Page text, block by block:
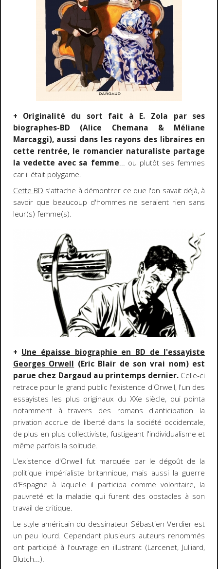
+ Originalité du sort fait à E. Zola par ses
biographes-BD (Alice Chemana & Méliane
Marcaggi), aussi dans les rayons des libraires en
cette rentrée, le romancier naturaliste partage
la vedette avec sa femme... ou plutôt ses femmes
car il était polygame.
Cette BD s'attache à démontrer ce que l'on savait déjà, à
savoir que beaucoup d'hommes ne seraient rien sans
leur(s) femme(s).
+ Une épaisse biographie en BD de l'essayiste
Georges Orwell (Eric Blair de son vrai nom) est
parue chez Dargaud au printemps dernier.Celle-ci
retrace pour le grand public l'existence d'Orwell, l'un des
essayistes les plus originaux du XXe siècle, qui pointa
notamment à travers des romans d'anticipation la
privation accrue de liberté dans la société occidentale,
de plus en plus collectiviste, fustigeant l'individualisme et
même parfois la solitude.
L'existence d'Orwell fut marquée par le dégoût de la
politique impérialiste britannique, mais aussi la guerre
d'Espagne à laquelle il participa comme volontaire, la
pauvreté et la maladie qui furent des obstacles à son
travail de critique.
Le style américain du dessinateur Sébastien Verdier est
un peu lourd. Cependant plusieurs auteurs renommés
ont participé à l'ouvrage en illustrant (Larcenet, Julliard,
Blutch...).